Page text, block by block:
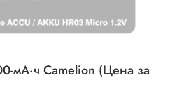
мА·ч Camelion (Цена за